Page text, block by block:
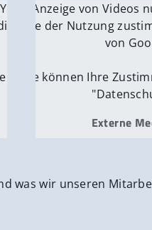
Server
die Anzeige von Videos
Sie der Nutzung
von
Sie können Ihre
Externe
was wir unseren